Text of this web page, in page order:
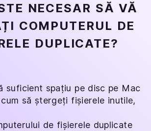
NECESAR SĂ VĂ
COMPUTERUL DE
DUPLICATE?
suficient spațiu pe disc pe Mac
să ștergeți fișierele inutile,
de fișierele duplicate